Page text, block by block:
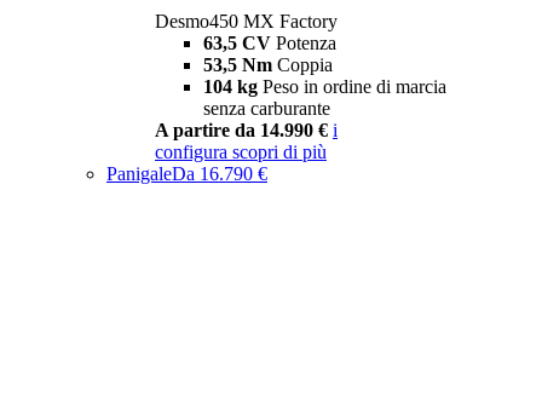
Desmo450 MX Factory
63,5 CV Potenza
53,5 Nm Coppia
104 kg Peso in ordine di marcia
senza carburante
A partire da 14.990 € i
configura scopri di più
PanigaleDa 16.790 €